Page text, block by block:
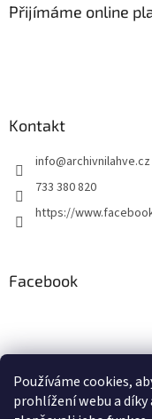
Používáme cookies,
prohlížení webu a
Přijímáme online
Kontakt
info@archivnilahve.cz
733 380 820
https://
Facebook